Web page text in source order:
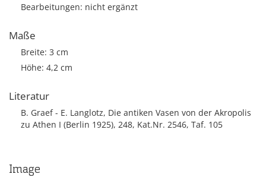
Bearbeitungen: nicht ergänzt
Maße
Breite: 3 cm
Höhe: 4,2 cm
Literatur
B. Graef - E. Langlotz, Die antiken Vasen von der Akropolis
zu Athen I (Berlin 1925), 248, Kat.Nr. 2546, Taf. 105
Image